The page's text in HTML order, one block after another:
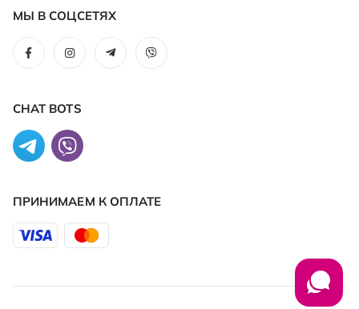
МЫ В СОЦСЕТЯХ
CHAT BOTS
ПРИНИМАЕМ К ОПЛАТЕ